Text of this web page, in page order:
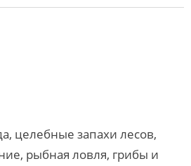
целебные запахи лесов,
рыбная ловля, грибы и